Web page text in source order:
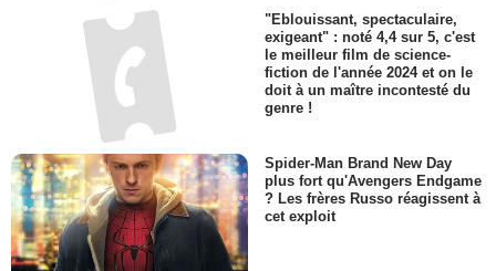
"Eblouissant, spectaculaire,
exigeant" : noté 4,4 sur 5, c'est
le meilleur film de science-
fiction de l'année 2024 et on le
doit à un maître incontesté du
genre !
Spider-Man Brand New Day
plus fort qu'Avengers Endgame
? Les frères Russo réagissent à
cet exploit